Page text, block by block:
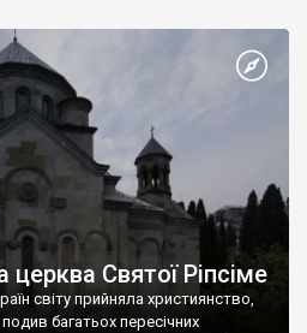
став Василем-християнином.
На честь Херсонесу Таврійського
церква Святої Ріпсіме
світу прийняла християнство,
багатьох пересічних